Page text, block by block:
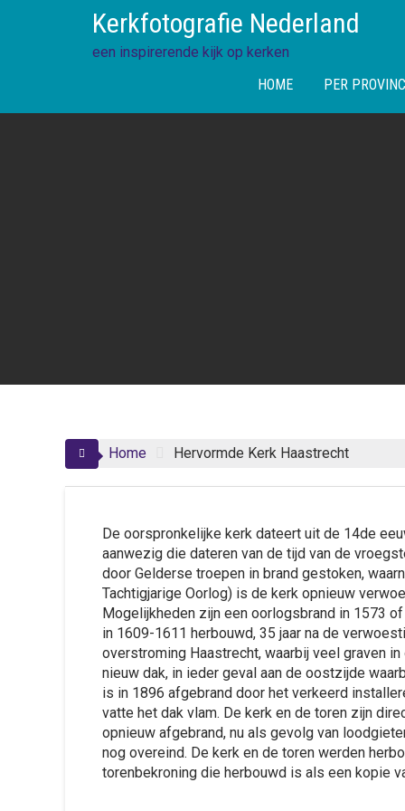
Kerkfotografie Nederland
een inspirerende kijk op kerken
HOME
PER
Home Hervormde Kerk Haastrecht
De oorspronkelijke kerk dateert uit de 14de
aanwezig die dateren van de tijd van de
door Gelderse troepen in brand gestoken,
Tachtigjarige Oorlog) is de kerk opnieuw
Mogelijkheden zijn een oorlogsbrand in 1573
in 1609-1611 herbouwd, 35 jaar na de
overstroming Haastrecht, waarbij veel graven
nieuw dak, in ieder geval aan de oostzijde
is in 1896 afgebrand door het verkeerd
vatte het dak vlam. De kerk en de toren zijn
opnieuw afgebrand, nu als gevolg van
nog overeind. De kerk en de toren werden
torenbekroning die herbouwd is als een kopie